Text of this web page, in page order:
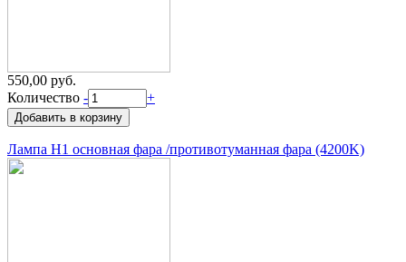
550,00 руб.
Количество - +
Лампа H1 основная фара /противотуманная фара (4200K)